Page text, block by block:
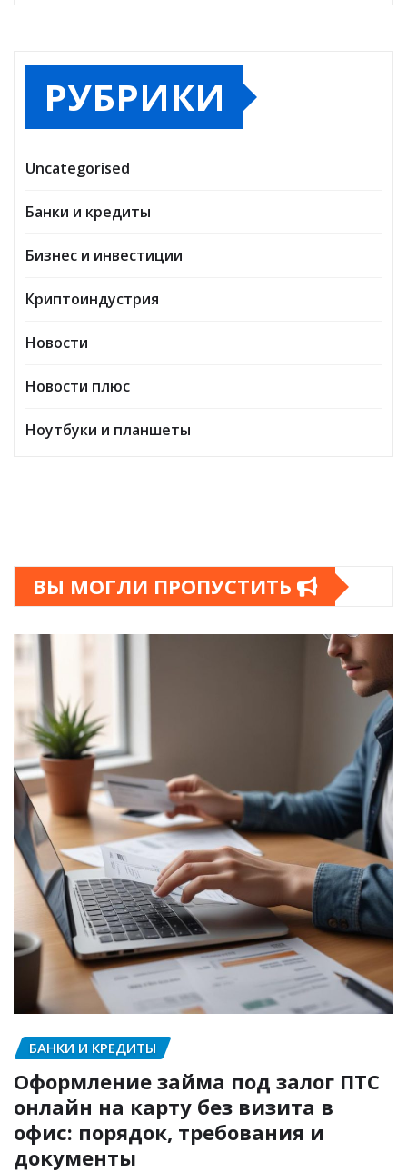
РУБРИКИ
Uncategorised
Банки и кредиты
Бизнес и инвестиции
Криптоиндустрия
Новости
Новости плюс
Ноутбуки и планшеты
ВЫ МОГЛИ ПРОПУСТИТЬ
БАНКИ И КРЕДИТЫ
Оформление займа под залог ПТС
онлайн на карту без визита в
офис: порядок, требования и
документы